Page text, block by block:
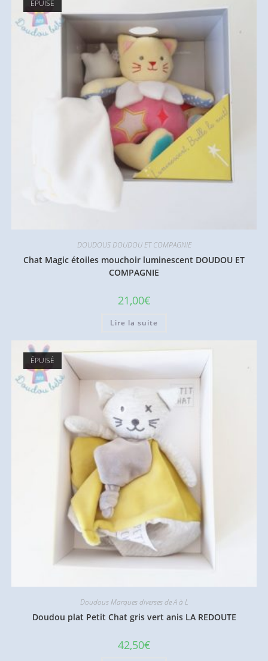
ÉPUISÉ
DOUDOUS DOUDOU ET COMPAGNIE
Chat Magic étoiles mouchoir luminescent DOUDOU ET
COMPAGNIE
21,00€
Lire la suite
ÉPUISÉ
Doudous Marques diverses de A à L
Doudou plat Petit Chat gris vert anis LA REDOUTE
42,50€